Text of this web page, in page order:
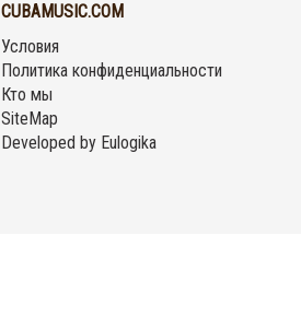
CUBAMUSIC.COM
Условия
Политика конфиденциальности
Кто мы
SiteMap
Developed by Eulogika